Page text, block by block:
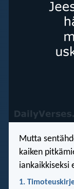
Mutta
kaiken
iankaikkiseksi
1.